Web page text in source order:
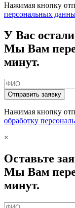
Нажимая кнопку
персональных
У Вас
Мы Вам
минут.
Отправить заявку
Нажимая кнопку
обработку
×
Оставьте
Мы Вам
минут.